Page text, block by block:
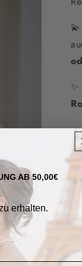
✨
•
AB 50,00€
erhalten.